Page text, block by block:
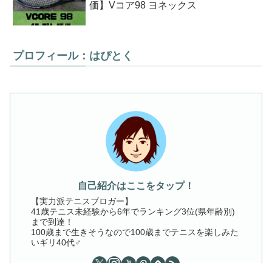
価】Vコア98 ヨネックス
プロフィール：はぴとく
自己紹介はここをタップ！
【実力派テニスブロガー】
41歳テニス未経験から6年でランキング3位(県年齢別)
まで到達！
100歳まで生きそうなので100歳までテニスを楽しみた
いギリ40代♂